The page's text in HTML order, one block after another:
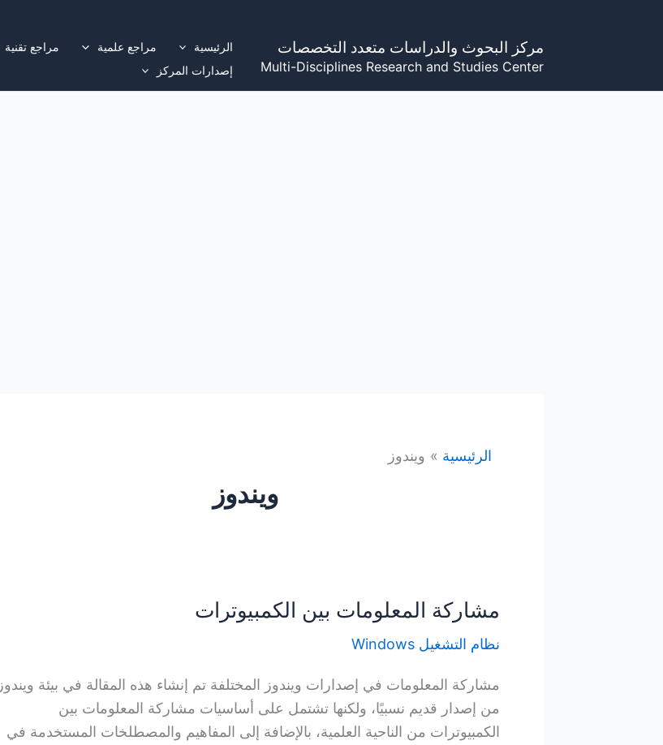
مركز البحوث والدراسات متعدد التخصصات
Multi-Disciplines Research and Studies Center
الرئيسية مراجع علمية مراجع تقنية
إصدارات المركز
الرئيسية ويندوز
ويندوز
مشاركة المعلومات بين الكمبيوترات
نظام التشغيل Windows
مشاركة المعلومات في إصدارات ويندوز المختلفة تم إنشاء هذه المقالة في بيئة ويندوز
من إصدار قديم نسبيًا، ولكنها تشتمل على أساسيات مشاركة المعلومات بين
الكمبيوترات من الناحية العلمية، بالإضافة إلى المفاهيم والمصطلخات المستخدمة في